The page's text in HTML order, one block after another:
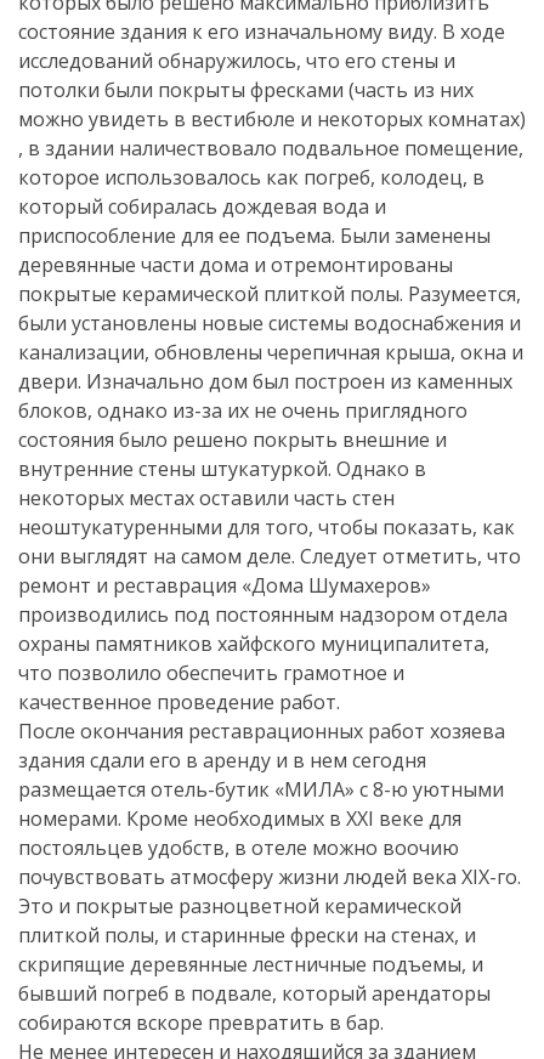
состояние здания к его изначальному виду. В ходе
исследований обнаружилось, что его стены и
потолки были покрыты фресками (часть из них
можно увидеть в вестибюле и некоторых комнатах)
, в здании наличествовало подвальное помещение,
которое использовалось как погреб, колодец, в
который собиралась дождевая вода и
приспособление для ее подъема. Были заменены
деревянные части дома и отремонтированы
покрытые керамической плиткой полы. Разумеется,
были установлены новые системы водоснабжения и
канализации, обновлены черепичная крыша, окна и
двери. Изначально дом был построен из каменных
блоков, однако из-за их не очень приглядного
состояния было решено покрыть внешние и
внутренние стены штукатуркой. Однако в
некоторых местах оставили часть стен
неоштукатуренными для того, чтобы показать, как
они выглядят на самом деле. Следует отметить, что
ремонт и реставрация «Дома Шумахеров»
производились под постоянным надзором отдела
охраны памятников хайфского муниципалитета,
что позволило обеспечить грамотное и
качественное проведение работ.
После окончания реставрационных работ хозяева
здания сдали его в аренду и в нем сегодня
размещается отель-бутик «МИЛА» с 8-ю уютными
номерами. Кроме необходимых в XXI веке для
постояльцев удобств, в отеле можно воочию
почувствовать атмосферу жизни людей века XIX-го.
Это и покрытые разноцветной керамической
плиткой полы, и старинные фрески на стенах, и
скрипящие деревянные лестничные подъемы, и
бывший погреб в подвале, который арендаторы
собираются вскоре превратить в бар.
Не менее интересен и находящийся за зданием